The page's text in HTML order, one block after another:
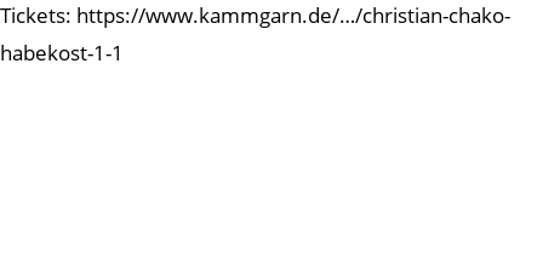
Tickets: https://www.kammgarn.de/…/christian-chako-
habekost-1-1